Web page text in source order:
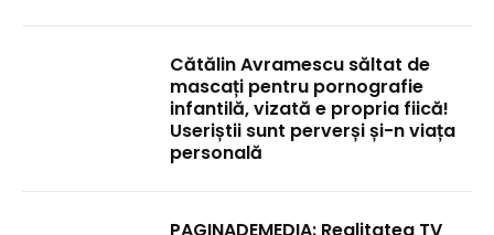
Cătălin Avramescu săltat de
mascați pentru pornografie
infantilă, vizată e propria fiică!
Useriștii sunt perverși și-n viața
personală
PAGINADEMEDIA: Realitatea TV